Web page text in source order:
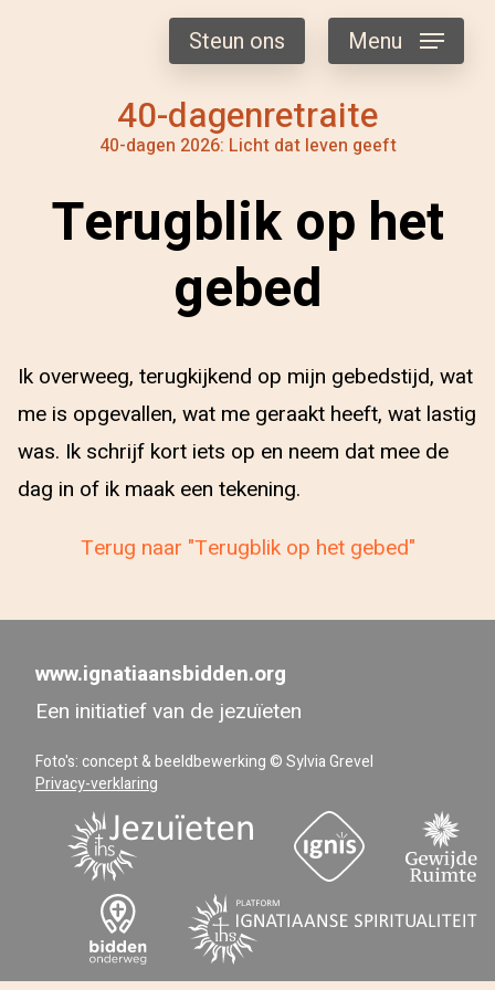
40-dagenretraite
40-dagen 2026: Licht dat leven geeft
Steun ons Menu
Terugblik op het
gebed
Ik overweeg, terugkijkend op mijn gebedstijd, wat
me is opgevallen, wat me geraakt heeft, wat lastig
was. Ik schrijf kort iets op en neem dat mee de
dag in of ik maak een tekening.
Terug naar "Terugblik op het gebed"
www.ignatiaansbidden.org
Een initiatief van de jezuïeten
Foto's: concept & beeldbewerking © Sylvia Grevel
Privacy-verklaring